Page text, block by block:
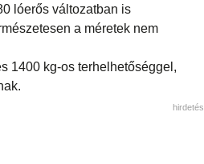
lóerős változatban is
a méretek nem
1400 kg-os terhelhetőséggel,
hirdetés